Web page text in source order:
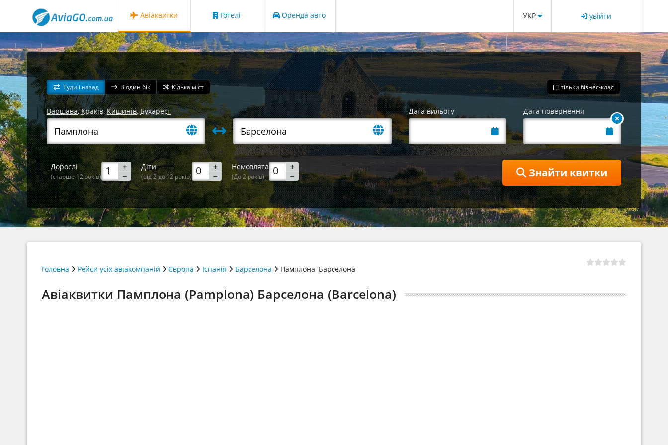
Авіаквитки Готелі Оренда авто УКР увійти
Туди і назад В один бік Кілька міст тільки бізнес-клас
Варшава,Краків,Кишинів,Бухарест Дата вильоту Дата повернення
Дорослі
(старше 12 років)
Діти
(від 2 до 12 років)
Немовлята
(До 2 років) Знайти квитки
Головна Рейси усіх авіакомпаній Європа Іспанія Барселона Памплона–Барселона
Авіаквитки Памплона (Pamplona) Барселона (Barcelona)